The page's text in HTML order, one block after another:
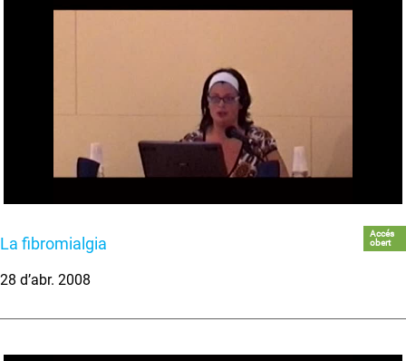
La fibromialgia
Accés
obert
28 d’abr. 2008